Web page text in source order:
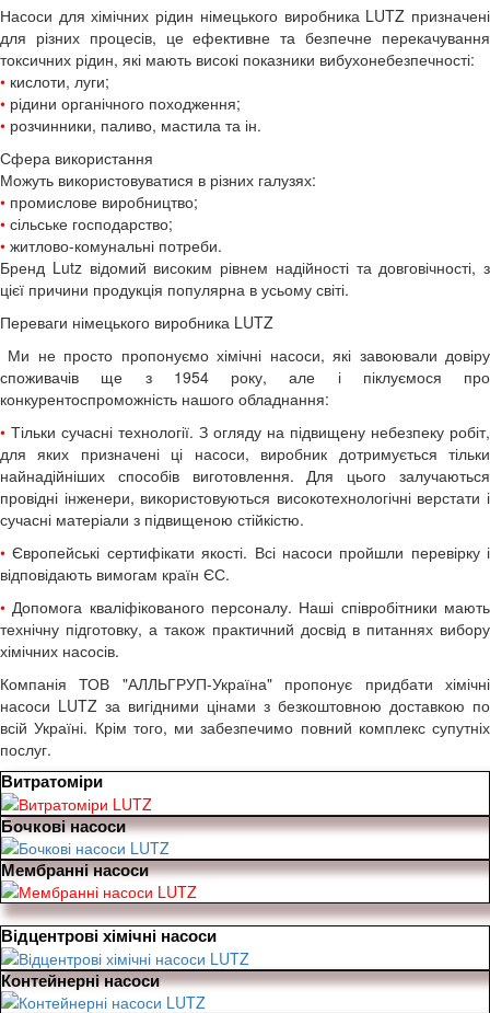
Насоси для хімічних рідин німецького виробника LUTZ призначені
для різних процесів, це ефективне та безпечне перекачування
токсичних рідин, які мають високі показники вибухонебезпечності:
• кислоти, луги;
• рідини органічного походження;
• розчинники, паливо, мастила та ін.
Сфера використання
Можуть використовуватися в різних галузях:
• промислове виробництво;
• сільське господарство;
• житлово-комунальні потреби.
Бренд Lutz відомий високим рівнем надійності та довговічності, з
цієї причини продукція популярна в усьому світі.
Переваги німецького виробника LUTZ
Ми не просто пропонуємо хімічні насоси, які завоювали довіру
споживачів ще з 1954 року, але і піклуємося про
конкурентоспроможність нашого обладнання:
• Тільки сучасні технології. З огляду на підвищену небезпеку робіт,
для яких призначені ці насоси, виробник дотримується тільки
найнадійніших способів виготовлення. Для цього залучаються
провідні інженери, використовуються високотехнологічні верстати і
сучасні матеріали з підвищеною стійкістю.
• Європейські сертифікати якості. Всі насоси пройшли перевірку і
відповідають вимогам країн ЄС.
• Допомога кваліфікованого персоналу. Наші співробітники мають
технічну підготовку, а також практичний досвід в питаннях вибору
хімічних насосів.
Компанія ТОВ "АЛЛЬГРУП-Україна" пропонує придбати хімічні
насоси LUTZ за вигідними цінами з безкоштовною доставкою по
всій Україні. Крім того, ми забезпечимо повний комплекс супутніх
послуг.
Витратоміри
Бочкові насоси
Мембранні насоси
Відцентрові хімічні насоси
Контейнерні насоси